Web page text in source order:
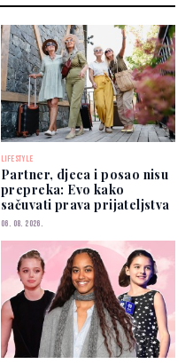
LIFESTYLE
Partner, djeca i posao nisu
prepreka: Evo kako
sačuvati prava prijateljstva
06. 08. 2026.